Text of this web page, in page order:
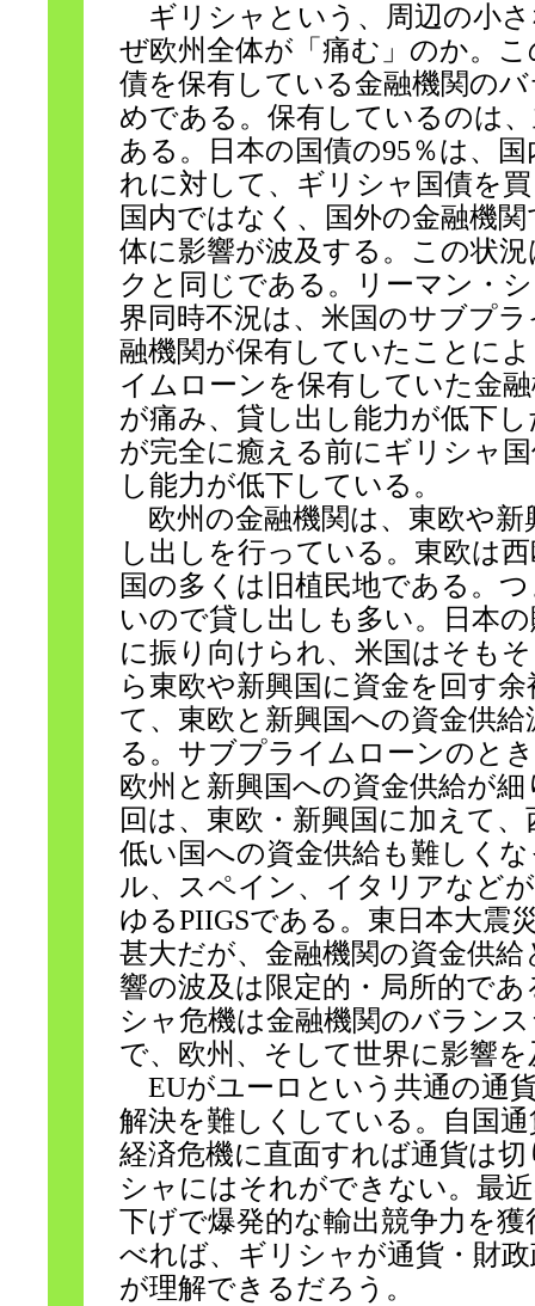
ギリシャという、周辺の小
ぜ欧州全体が「痛む」のか。
債を保有している金融機関の
めである。保有しているのは
ある。日本の国債の95％は、
れに対して、ギリシャ国債を
国内ではなく、国外の金融機
体に影響が波及する。この状
クと同じである。リーマン・
界同時不況は、米国のサブプ
融機関が保有していたことに
イムローンを保有していた金
が痛み、貸し出し能力が低下
が完全に癒える前にギリシャ
し能力が低下している。
欧州の金融機関は、東欧や新
し出しを行っている。東欧は
国の多くは旧植民地である。
いので貸し出しも多い。日本
に振り向けられ、米国はそも
ら東欧や新興国に資金を回す
て、東欧と新興国への資金供
る。サブプライムローンのと
欧州と新興国への資金供給が
回は、東欧・新興国に加えて
低い国への資金供給も難しく
ル、スペイン、イタリアなど
ゆるPIIGSである。東日本大震
甚大だが、金融機関の資金供
響の波及は限定的・局所的で
シャ危機は金融機関のバラン
で、欧州、そして世界に影響
EUがユーロという共通の通
解決を難しくしている。自国
経済危機に直面すれば通貨は
シャにはそれができない。最
下げで爆発的な輸出競争力を
べれば、ギリシャが通貨・財
が理解できるだろう。